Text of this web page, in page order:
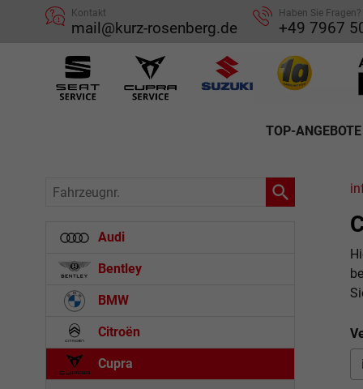
Kontakt
mail@kurz-rosenberg.de
Haben Sie Fragen?
+49 7967
TOP-ANGEBOTE
Fahrzeugnr.
Audi
Bentley
BMW
Citroën
Cupra